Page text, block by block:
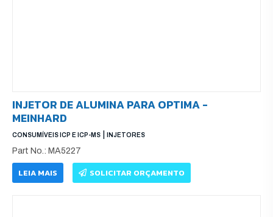
INJETOR DE ALUMINA PARA OPTIMA -
MEINHARD
CONSUMÍVEIS ICP E ICP-MS INJETORES
Part No.: MA5227
LEIA MAIS SOLICITAR ORÇAMENTO